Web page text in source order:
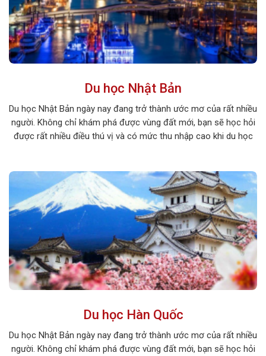
Du học Nhật Bản
Du học Nhật Bản ngày nay đang trở thành ước mơ của rất nhiều
người. Không chỉ khám phá được vùng đất mới, bạn sẽ học hỏi
được rất nhiều điều thú vị và có mức thu nhập cao khi du học
Du học Hàn Quốc
Du học Nhật Bản ngày nay đang trở thành ước mơ của rất nhiều
người. Không chỉ khám phá được vùng đất mới, bạn sẽ học hỏi